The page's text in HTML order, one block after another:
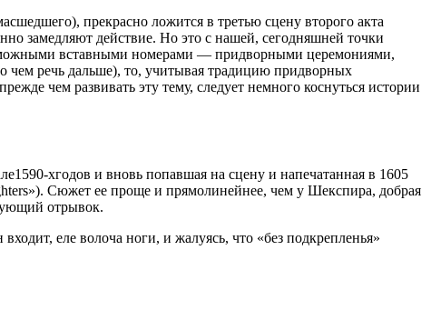
прекрасно ложится в третью сцену второго акта
замедляют действие. Но это с нашей, сегодняшней точки
вставными номерами — придворными церемониями,
чем речь дальше), то, учитывая традицию придворных
чем развивать эту тему, следует немного коснуться истории
хгодов и вновь попавшая на сцену и напечатанная в 1605
Сюжет ее проще и прямолинейнее, чем у Шекспира, добрая
отрывок.
еле волоча ноги, и жалуясь, что «без подкрепленья»